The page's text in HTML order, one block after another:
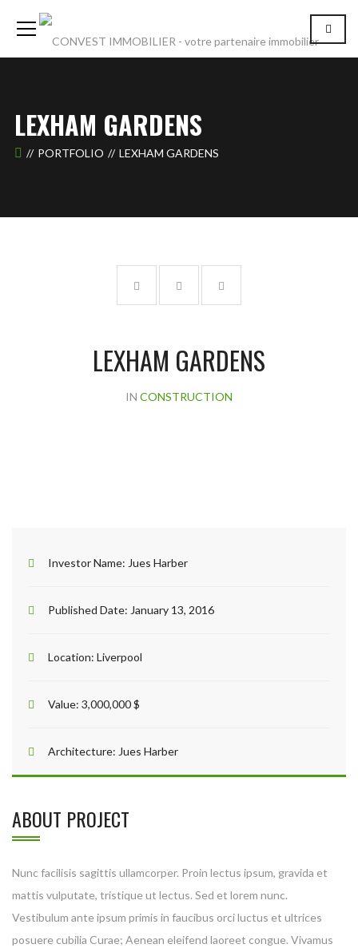
LEXHAM GARDENS
PORTFOLIO LEXHAM GARDENS
LEXHAM GARDENS
IN CONSTRUCTION
Investor Name: Jues Harber
Published Date: January 13, 2016
Location: Liverpool
Value: 3,000,000 $
Architecture: Jues Harber
ABOUT PROJECT
Nunc facilisis sagittis ullamcorper. Proin lectus ipsum, gravida et
mattis vulputate, tristique ut lectus. Sed et lorem nunc.
Vestibulum ante ipsum primis in faucibus orci luctus et ultrices
posuere cubilia Curae; Aenean eleifend laoreet congue. Vivamus